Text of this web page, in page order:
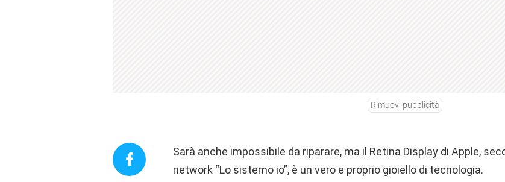
Rimuovi pubblicità
Sarà anche impossibile da riparare, ma il Retina Display di Apple,
network “Lo sistemo io”, è un vero e proprio gioiello di tecnologia.